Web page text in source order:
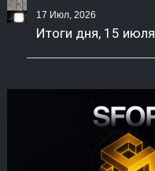
17 Июл, 2026
Итоги дня, 15 июля